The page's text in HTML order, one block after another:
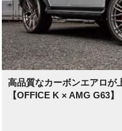
高品質なカーボンエアロが
【OFFICE K × AMG G63】